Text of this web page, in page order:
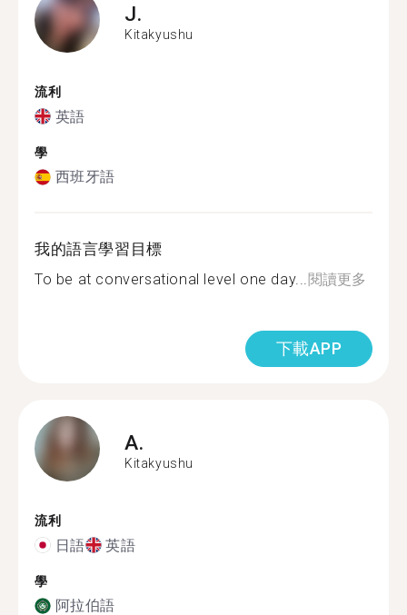
J.
Kitakyushu
流利
英語
學
西班牙語
我的語言學習目標
To be at conversational level one day...閱讀更多
下載APP
A.
Kitakyushu
流利
日語 英語
學
阿拉伯語